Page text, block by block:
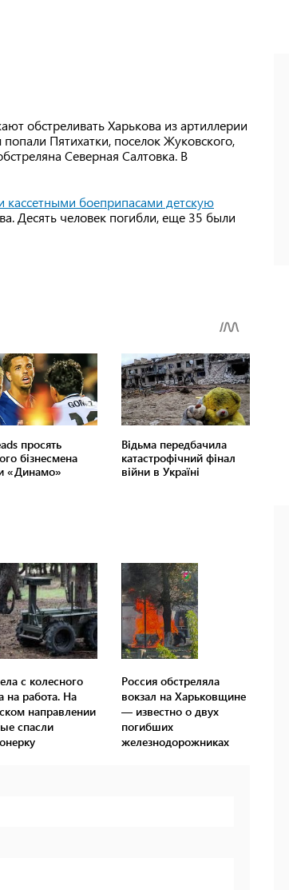
обстреливать Харькова из артиллерии
Пятихатки, поселок Жуковского,
Северная Салтовка. В
кассетными боеприпасами детскую
Десять человек погибли, еще 35 были
с колесного
на работа. На
направлении
спасли
Россия обстреляла
вокзал на Харьковщине
— известно о двух
погибших
железнодорожниках